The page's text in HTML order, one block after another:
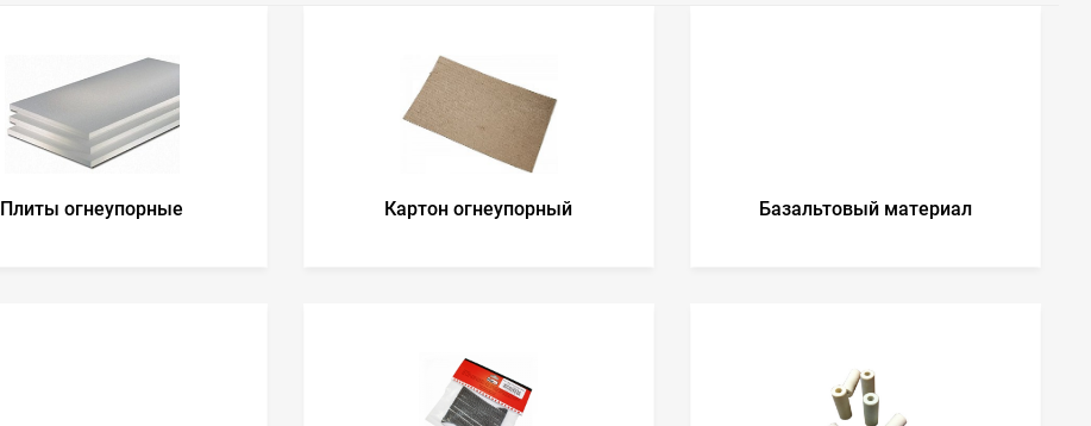
Плиты огнеупорные Картон огнеупорный Базальтовый материал